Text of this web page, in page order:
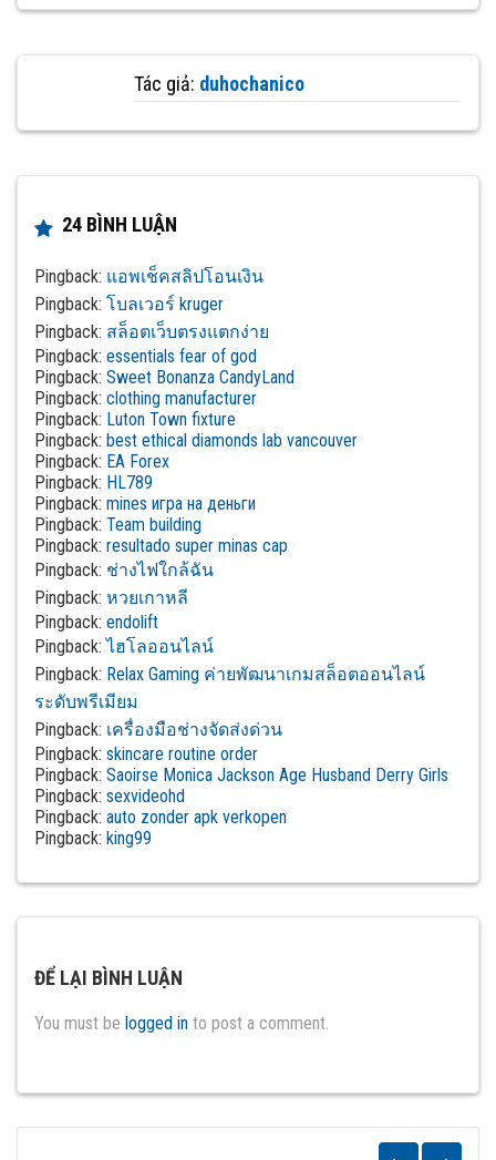
Tác giả: duhochanico
24 BÌNH LUẬN
Pingback: แอพเช็คสลิปโอนเงิน
Pingback: โบลเวอร์ kruger
Pingback: สล็อตเว็บตรงแตกง่าย
Pingback: essentials fear of god
Pingback: Sweet Bonanza CandyLand
Pingback: clothing manufacturer
Pingback: Luton Town fixture
Pingback: best ethical diamonds lab vancouver
Pingback: EA Forex
Pingback: HL789
Pingback: mines игра на деньги
Pingback: Team building
Pingback: resultado super minas cap
Pingback: ช่างไฟใกล้ฉัน
Pingback: หวยเกาหลี
Pingback: endolift
Pingback:ไฮโลออนไลน์
Pingback: Relax Gaming ค่ายพัฒนาเกมสล็อตออนไลน์
ระดับพรีเมียม
Pingback: เครื่องมือช่างจัดส่งด่วน
Pingback: skincare routine order
Pingback: Saoirse Monica Jackson Age Husband Derry Girls
Pingback: sexvideohd
Pingback: auto zonder apk verkopen
Pingback: king99
ĐỂ LẠI BÌNH LUẬN
You must be logged in to post a comment.